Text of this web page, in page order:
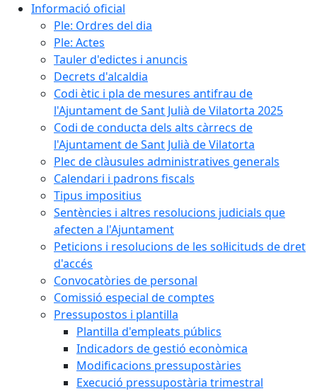
Informació oficial
Ple: Ordres del dia
Ple: Actes
Tauler d'edictes i anuncis
Decrets d'alcaldia
Codi ètic i pla de mesures antifrau de
l'Ajuntament de Sant Julià de Vilatorta 2025
Codi de conducta dels alts càrrecs de
l'Ajuntament de Sant Julià de Vilatorta
Plec de clàusules administratives generals
Calendari i padrons fiscals
Tipus impositius
Sentències i altres resolucions judicials que
afecten a l'Ajuntament
Peticions i resolucions de les sol·licituds de dret
d'accés
Convocatòries de personal
Comissió especial de comptes
Pressupostos i plantilla
Plantilla d'empleats públics
Indicadors de gestió econòmica
Modificacions pressupostàries
Execució pressupostària trimestral